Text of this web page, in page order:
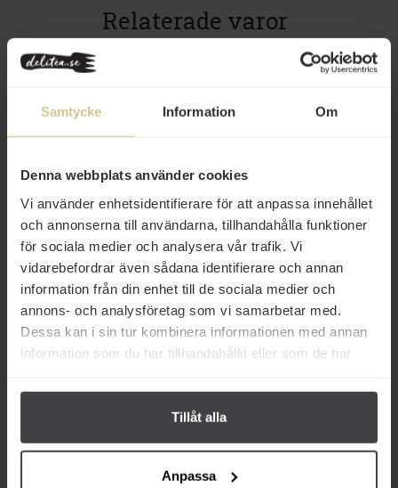
Samtycke Information Om
Denna webbplats använder cookies
Vi använder enhetsidentifierare för att anpassa innehållet
och annonserna till användarna, tillhandahålla funktioner
för sociala medier och analysera vår trafik. Vi
vidarebefordrar även sådana identifierare och annan
information från din enhet till de sociala medier och
annons- och analysföretag som vi samarbetar med.
Dessa kan i sin tur kombinera informationen med annan
information som du har tillhandahållit eller som de har
Tillåt alla
Anpassa
Relaterade varor
14 kr
Schweppes Indian Tonic Zero
33cl
Köp
18 kr
Schweppes Indian Tonic Zero PET
50cl
Köp
Från samma varumärke